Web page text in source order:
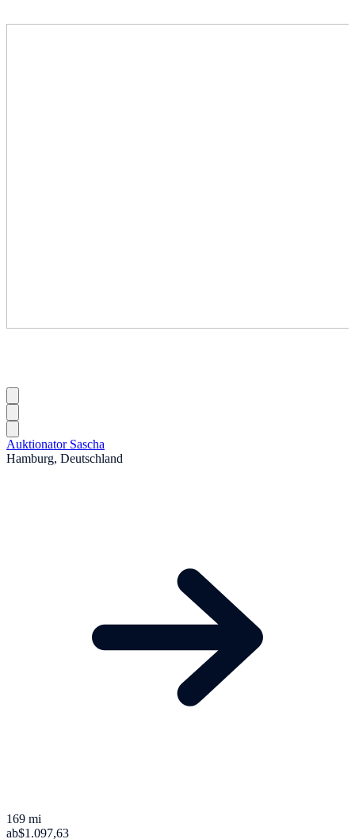
Auktionator Sascha
Hamburg, Deutschland
169 mi
ab$1.097,63